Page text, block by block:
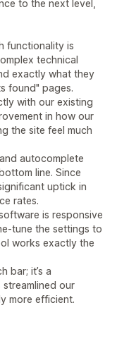
to the next level,
functionality is
technical
exactly what they
found" pages.
with our existing
in how our
the site feel much
autocomplete
line. Since
uptick in
rates.
is responsive
tune the settings to
works exactly the
bar; it’s a
our
more efficient.